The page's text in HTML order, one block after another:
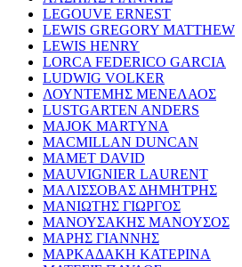
LEGOUVE ERNEST
LEWIS GREGORY MATTHEW
LEWIS HENRY
LORCA FEDERICO GARCIA
LUDWIG VOLKER
ΛΟΥΝΤΕΜΗΣ ΜΕΝΕΛΑΟΣ
LUSTGARTEN ANDERS
MAJOK MARTYNA
MACMILLAN DUNCAN
MAMET DAVID
MAUVIGNIER LAURENT
ΜΑΛΙΣΣΟΒΑΣ ΔΗΜΗΤΡΗΣ
ΜΑΝΙΩΤΗΣ ΓΙΩΡΓΟΣ
ΜΑΝΟΥΣΑΚΗΣ ΜΑΝΟΥΣΟΣ
ΜΑΡΗΣ ΓΙΑΝΝΗΣ
ΜΑΡΚΑΔΑΚΗ ΚΑΤΕΡΙΝΑ